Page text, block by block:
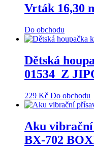
Vrták 16,30
Do obchodu
Dětská
01534_Z
229 Kč Do obchodu
Aku
BX-702